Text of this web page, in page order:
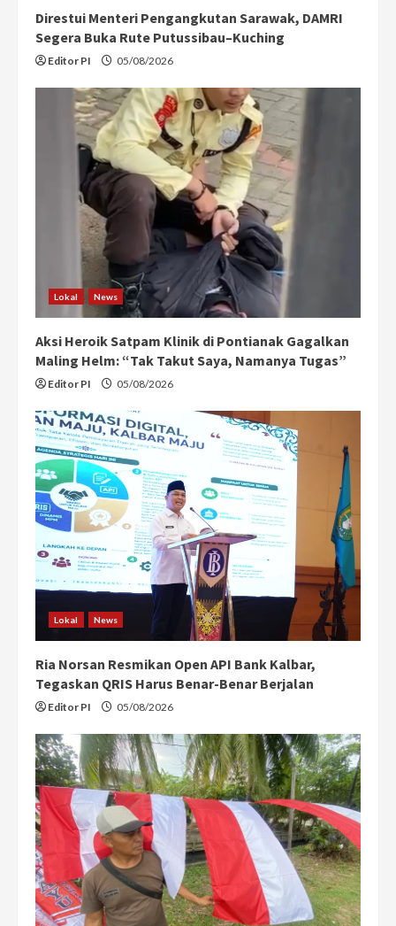
Direstui Menteri Pengangkutan Sarawak, DAMRI
Segera Buka Rute Putussibau–Kuching
Editor PI 05/08/2026
Lokal News
Aksi Heroik Satpam Klinik di Pontianak Gagalkan
Maling Helm: “Tak Takut Saya, Namanya Tugas”
Editor PI 05/08/2026
Lokal News
Ria Norsan Resmikan Open API Bank Kalbar,
Tegaskan QRIS Harus Benar-Benar Berjalan
Editor PI 05/08/2026